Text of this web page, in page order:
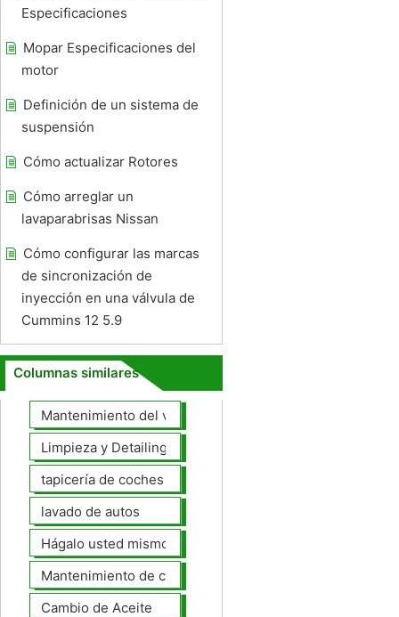
Especificaciones
Mopar Especificaciones del
motor
Definición de un sistema de
suspensión
Cómo actualizar Rotores
Cómo arreglar un
lavaparabrisas Nissan
Cómo configurar las marcas
de sincronización de
inyección en una válvula de
Cummins 12 5.9
Columnas similares
Mantenimiento del vehículo
Limpieza y Detailing
tapicería de coches
lavado de autos
Hágalo usted mismo Mantenimiento de Automotores
Mantenimiento de coches General
Cambio de Aceite